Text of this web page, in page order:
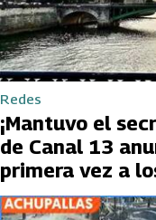
Redes
¡Mantuvo el
de Canal 13
primera vez a